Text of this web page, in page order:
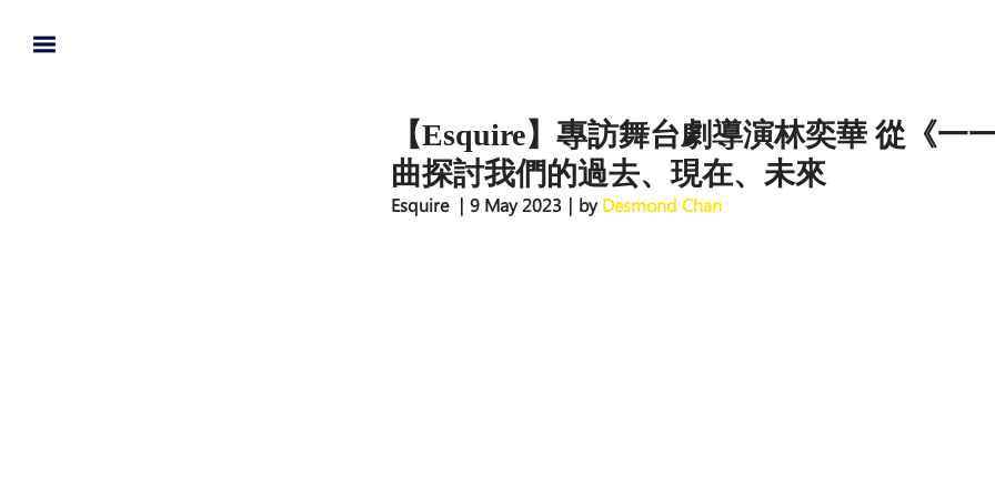
【Esquire】專訪舞台劇導演林奕華 從《一
曲探討我們的過去、現在、未來
Esquire ｜9 May 2023｜by Desmond Chan